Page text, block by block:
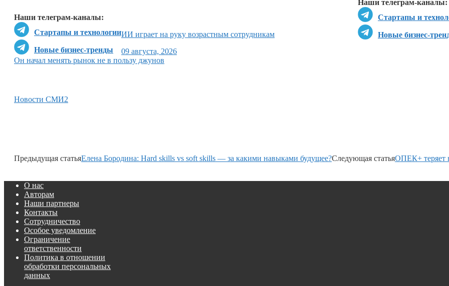
Наши телеграм-каналы:
Стартапы и
Новые бизнес-
Наши телеграм-каналы:
Стартапы и технологии
Новые бизнес-тренды
ИИ играет на руку возрастным сотрудникам
09 августа, 2026
Он начал менять рынок не в пользу джунов
Новости СМИ2
Предыдущая статьяЕлена Бородина: Hard skills vs soft skills — за какими навыками будущее?Следующая статьяОПЕК+ теряет
О нас
Авторам
Наши партнеры
Контакты
Сотрудничество
Особое уведомление
Ограничение
ответственности
Политика в отношении
обработки персональных
данных